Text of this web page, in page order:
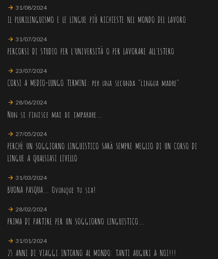
31/08/2024
IL PLURILINGUISMO E LE LINGUE PIÙ RICHIESTE NEL MONDO DEL LAVORO
31/07/2024
PERCORSI DI STUDIO PER L'UNIVERSITÀ O PER LAVORARE ALL'ESTERO
23/07/2024
CORSI A MEDIO-LUNGO TERMINE: per una seconda "lingua madre"
28/06/2024
Non si finisce mai di imparare...
27/05/2024
PERCHè UN SOGGIORNO LINGUISTICO SARà SEMPRE MEGLIO DI UN CORSO DI
LINGUE A QUALSIASI LIVELLO
31/03/2024
BUONA PASQUA... Ovunque tu sia!
28/02/2024
PRIMA DI PARTIRE PER UN SOGGIORNO LINGUISTICO...
31/01/2024
25 ANNI DI VIAGGI INTORNO AL MONDO: TANTI AUGURI A NOI!!!